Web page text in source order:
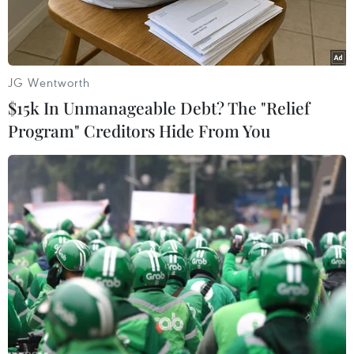
(Ảnh minh hoạ: TTXVN)
Ngày 25/2, Bộ trưởng Bộ Lao động-Thương và Xã
hội Đào Ngọc Dung đã chủ trì buổi làm việc với
JG Wentworth
$15k In Unmanageable Debt? The "Relief
Program" Creditors Hide From You